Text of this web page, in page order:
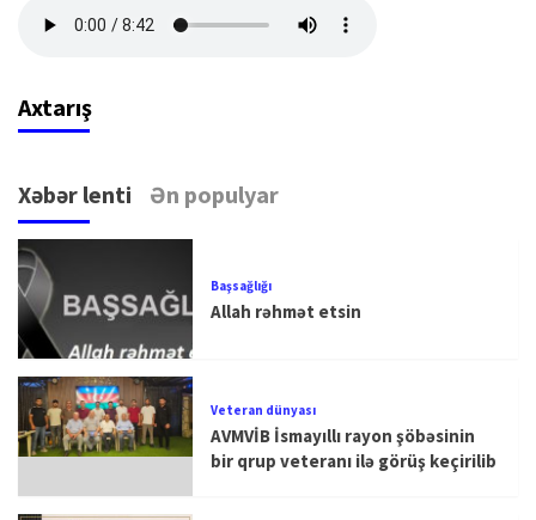
Axtarış
Xəbər lenti Ən populyar
Başsağlığı
Allah rəhmət etsin
Veteran dünyası
AVMVİB İsmayıllı rayon şöbəsinin
bir qrup veteranı ilə görüş keçirilib